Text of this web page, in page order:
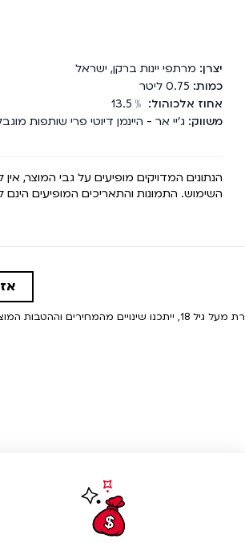
יצרן מרתפי יינות ברקן, ישראל
כמות 0.75 ליטר
אחוז אלכוהול
﹪
13.5
משווק ג'יי אר - היינמן דיוטי פרי שותפות מוגבלת, נגב 4 קרית
הנתונים המדויקים מופיעים על גבי המוצר,
השימוש. התמונות והתאריכים המופיעים
הקובע הינו מחיר הסל הכולל הנמוך מבין השניים במועד התשלום בפועל בחנות.